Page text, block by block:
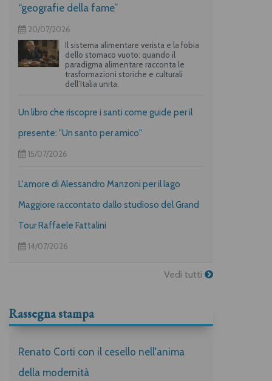
“geografie della fame”
20/07/2026
Il sistema alimentare verista e la fobia
dello stomaco vuoto: quando il
paradigma alimentare racconta le
trasformazioni storiche e culturali
dell’Italia unita.
Un libro che riscopre i santi come guide per il
presente: "Un santo per amico"
15/07/2026
L'amore di Alessandro Manzoni per il lago
Maggiore raccontato dallo studioso del Grand
Tour Raffaele Fattalini
14/07/2026
Vedi tutti
Rassegna stampa
Renato Corti con il cesello nell'anima
della modernità